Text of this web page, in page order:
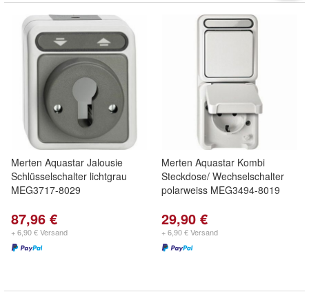
Merten Aquastar Jalousie
Schlüsselschalter lichtgrau
MEG3717-8029
87,96 €
+ 6,90 € Versand
Merten Aquastar Kombi
Steckdose/ Wechselschalter
polarweiss MEG3494-8019
29,90 €
+ 6,90 € Versand